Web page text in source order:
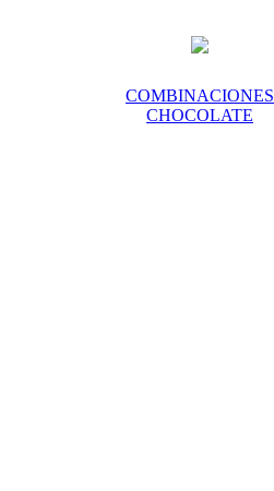
COMBINACIONES
CHOCOLATE